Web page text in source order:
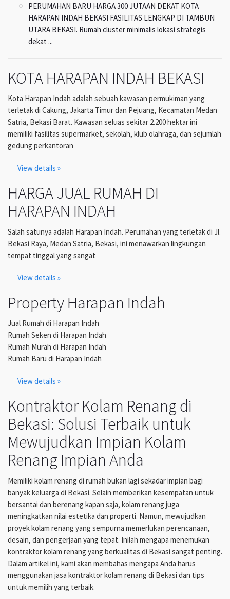
PERUMAHAN BARU HARGA 300 JUTAAN DEKAT KOTA
HARAPAN INDAH BEKASI FASILITAS LENGKAP DI TAMBUN
UTARA BEKASI. Rumah cluster minimalis lokasi strategis
dekat ...
KOTA HARAPAN INDAH BEKASI
Kota Harapan Indah adalah sebuah kawasan permukiman yang
terletak di Cakung, Jakarta Timur dan Pejuang, Kecamatan Medan
Satria, Bekasi Barat. Kawasan seluas sekitar 2.200 hektar ini
memiliki fasilitas supermarket, sekolah, klub olahraga, dan sejumlah
gedung perkantoran
View details »
HARGA JUAL RUMAH DI
HARAPAN INDAH
Salah satunya adalah Harapan Indah. Perumahan yang terletak di Jl.
Bekasi Raya, Medan Satria, Bekasi, ini menawarkan lingkungan
tempat tinggal yang sangat
View details »
Property Harapan Indah
Jual Rumah di Harapan Indah
Rumah Seken di Harapan Indah
Rumah Murah di Harapan Indah
Rumah Baru di Harapan Indah
View details »
Kontraktor Kolam Renang di
Bekasi: Solusi Terbaik untuk
Mewujudkan Impian Kolam
Renang Impian Anda
Memiliki kolam renang di rumah bukan lagi sekadar impian bagi
banyak keluarga di Bekasi. Selain memberikan kesempatan untuk
bersantai dan berenang kapan saja, kolam renang juga
meningkatkan nilai estetika dan properti. Namun, mewujudkan
proyek kolam renang yang sempurna memerlukan perencanaan,
desain, dan pengerjaan yang tepat. Inilah mengapa menemukan
kontraktor kolam renang yang berkualitas di Bekasi sangat penting.
Dalam artikel ini, kami akan membahas mengapa Anda harus
menggunakan jasa kontraktor kolam renang di Bekasi dan tips
untuk memilih yang terbaik.